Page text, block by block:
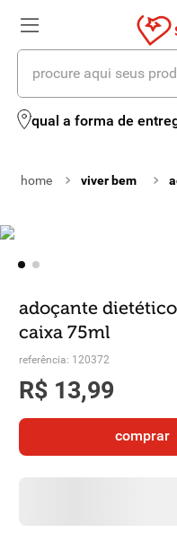
procure aqui seus
qual a forma de
viver bem
adoçante
caixa 75ml
referência: 120372
R$ 13,99
comprar
termos mais buscados
2º leite
6º biscoito
7
9º macarrão